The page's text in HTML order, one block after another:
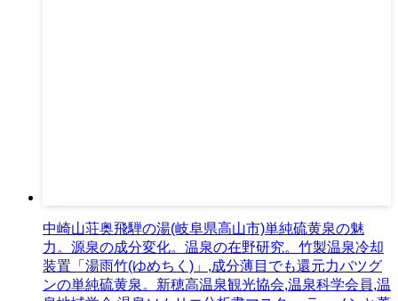
中崎山荘奥飛騨の湯(岐阜県高山市)単純硫黄泉の魅
力。源泉の成分変化。温泉の在野研究。竹製温泉冷却
装置「湯雨竹(ゆめちく)」,成分薄目でも還元力バツグ
ンの単純硫黄泉。新穂高温泉観光協会,温泉科学会員,温